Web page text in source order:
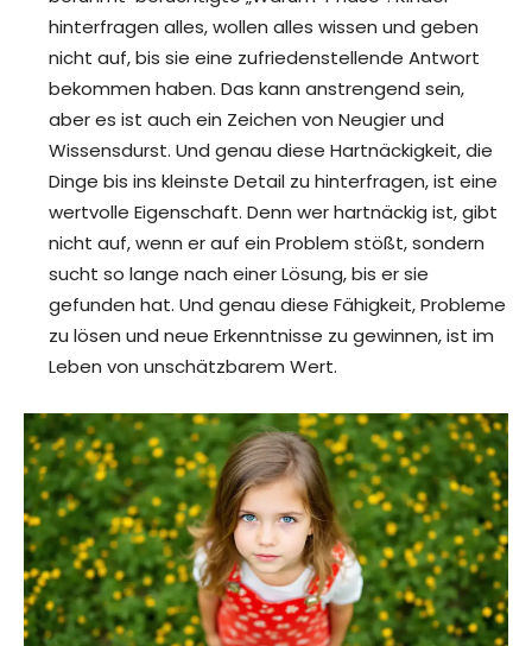
hinterfragen alles, wollen alles wissen und geben
nicht auf, bis sie eine zufriedenstellende Antwort
bekommen haben. Das kann anstrengend sein,
aber es ist auch ein Zeichen von Neugier und
Wissensdurst. Und genau diese Hartnäckigkeit, die
Dinge bis ins kleinste Detail zu hinterfragen, ist eine
wertvolle Eigenschaft. Denn wer hartnäckig ist, gibt
nicht auf, wenn er auf ein Problem stößt, sondern
sucht so lange nach einer Lösung, bis er sie
gefunden hat. Und genau diese Fähigkeit, Probleme
zu lösen und neue Erkenntnisse zu gewinnen, ist im
Leben von unschätzbarem Wert.